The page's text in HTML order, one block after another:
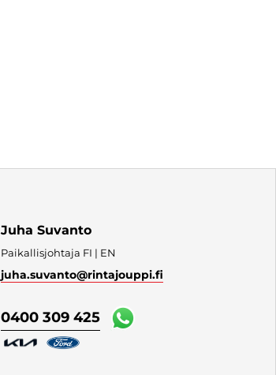
Juha Suvanto
Paikallisjohtaja FI | EN
juha.suvanto@rintajouppi.fi
0400 309 425